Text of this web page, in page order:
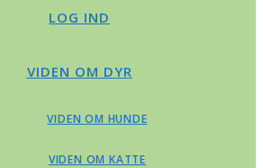
LOG IND
VIDEN OM DYR
VIDEN OM HUNDE
VIDEN OM KATTE